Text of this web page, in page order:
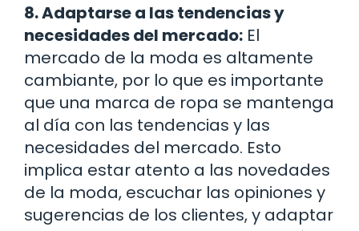
8. Adaptarse a las tendencias y
necesidades del mercado: El
mercado de la moda es altamente
cambiante, por lo que es importante
que una marca de ropa se mantenga
al día con las tendencias y las
necesidades del mercado. Esto
implica estar atento a las novedades
de la moda, escuchar las opiniones y
sugerencias de los clientes, y adaptar